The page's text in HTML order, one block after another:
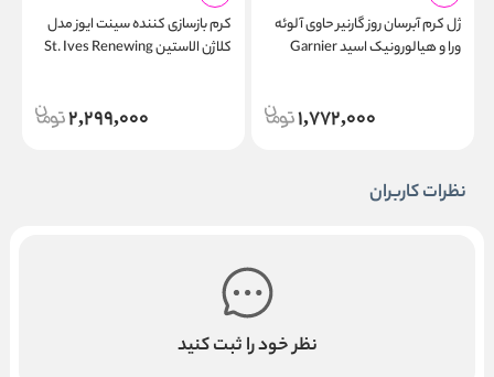
ژل کرم آبرسان روز گارنیر حاوی آلوئه
ورا و هیالورونیک اسید Garnier
1,772,000
کرم بازسازی کننده سینت ایوز مدل
کلاژن الاستین St. Ives Renewing
2,299,000
نظرات کاربران
نظر خود را ثبت کنید